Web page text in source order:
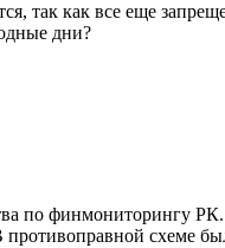
так как все еще
дни?
по финмониторингу
схеме